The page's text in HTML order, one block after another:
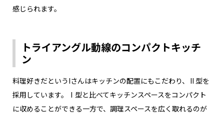
感じられます。
トライアングル動線のコンパクトキッチ
ン
料理好きだというIさんはキッチンの配置にもこだわり、Ⅱ型を
採用しています。Ⅰ型と比べてキッチンスペースをコンパクト
に収めることができる一方で、調理スペースを広く取れるのが